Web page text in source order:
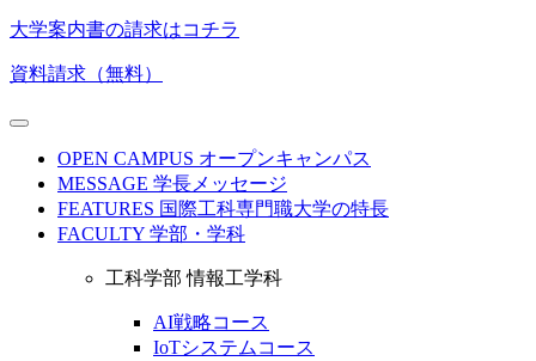
大学案内書の請求はコチラ
資料請求（無料）
OPEN CAMPUS オープンキャンパス
MESSAGE 学長メッセージ
FEATURES 国際工科専門職大学の特長
FACULTY 学部・学科
工科学部 情報工学科
AI戦略コース
IoTシステムコース